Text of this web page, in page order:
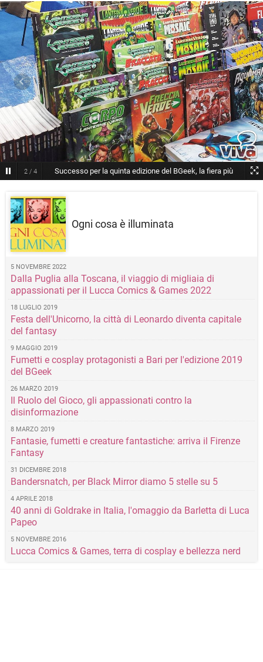
2 / 4
Successo per la quinta edizione del BGeek, la fiera più
Ogni cosa è illuminata
5 NOVEMBRE 2022
Dalla Puglia alla Toscana, il viaggio di migliaia di
appassionati per il Lucca Comics & Games 2022
18 LUGLIO 2019
Festa dell'Unicorno, la città di Leonardo diventa capitale
del fantasy
9 MAGGIO 2019
Fumetti e cosplay protagonisti a Bari per l'edizione 2019
del BGeek
26 MARZO 2019
Il Ruolo del Gioco, gli appassionati contro la
disinformazione
8 MARZO 2019
Fantasie, fumetti e creature fantastiche: arriva il Firenze
Fantasy
31 DICEMBRE 2018
Bandersnatch, per Black Mirror diamo 5 stelle su 5
4 APRILE 2018
40 anni di Goldrake in Italia, l'omaggio da Barletta di Luca
Papeo
5 NOVEMBRE 2016
Lucca Comics & Games, terra di cosplay e bellezza nerd